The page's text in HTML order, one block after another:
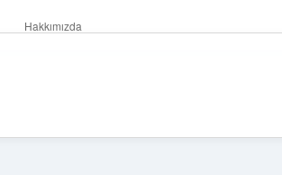
Hakkımızda